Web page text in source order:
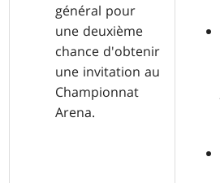
général pour
une deuxième
chance d'obtenir
une invitation au
Championnat
Arena.